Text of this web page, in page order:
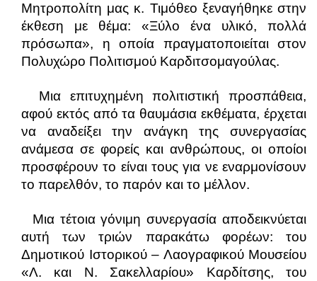
Μητροπολίτη μας κ. Τιμόθεο ξεναγήθηκε στην
έκθεση με θέμα: «Ξύλο ένα υλικό, πολλά
πρόσωπα», η οποία πραγματοποιείται στον
Πολυχώρο Πολιτισμού Καρδιτσομαγούλας.
Μια επιτυχημένη πολιτιστική προσπάθεια,
αφού εκτός από τα θαυμάσια εκθέματα, έρχεται
να αναδείξει την ανάγκη της συνεργασίας
ανάμεσα σε φορείς και ανθρώπους, οι οποίοι
προσφέρουν το είναι τους για νε εναρμονίσουν
το παρελθόν, το παρόν και το μέλλον.
Μια τέτοια γόνιμη συνεργασία αποδεικνύεται
αυτή των τριών παρακάτω φορέων: του
Δημοτικού Ιστορικού – Λαογραφικού Μουσείου
«Λ. και Ν. Σακελλαρίου» Καρδίτσης, του